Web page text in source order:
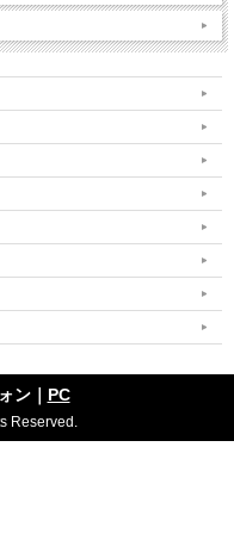
ン｜ PC
Reserved.